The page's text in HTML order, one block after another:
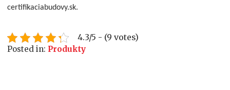
certifikaciabudovy.sk.
4.3/5 - (9 votes)
Posted in: Produkty